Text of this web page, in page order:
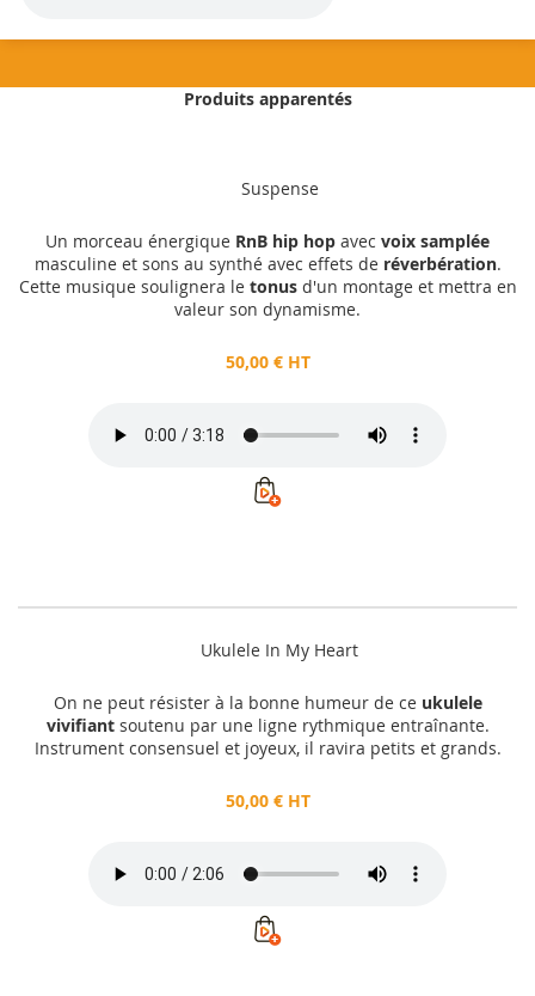
Ajouter au panier
Produits apparentés
Suspense
Un morceau énergique RnB hip hop avec voix samplée
masculine et sons au synthé avec effets de réverbération.
Cette musique soulignera le tonusd'un montage et mettra en
valeur son dynamisme.
50,00 € HT
Ukulele In My Heart
On ne peut résister à la bonne humeur de ce ukulele
vivifiantsoutenu par une ligne rythmique entraînante.
Instrument consensuel et joyeux, il ravira petits et grands.
50,00 € HT